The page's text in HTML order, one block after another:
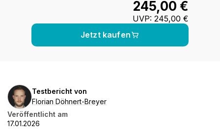
245,00 €
UVP: 245,00 €
Jetzt kaufen
Florian
Döhnert-
Breyer
Testbericht von
Florian Döhnert-Breyer
Veröffentlicht am
17.01.2026